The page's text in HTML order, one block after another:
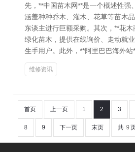
先，**中国苗木网**是一个概述性强
涵盖种种乔木、灌木、花草等苗木
东谈主进行巨额采购。其次，**花
绿化苗木，提供在线询价、走动就
生手用户。此外，**阿里巴巴海外站
维修资讯
首页 上一页 1 2 3
8 9 下一页 末页 共 9